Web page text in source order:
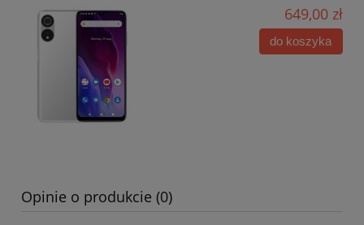
649,00 zł
do koszyka
Opinie o produkcie (0)